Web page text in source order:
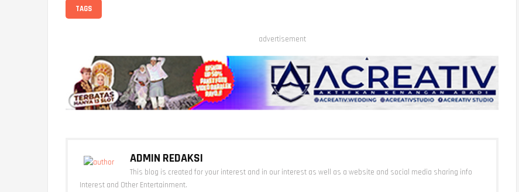
TAGS
advertisement
ADMIN REDAKSI
This blog is created for your interest and in our interest as well as a website and social media sharing info
Interest and Other Entertainment.